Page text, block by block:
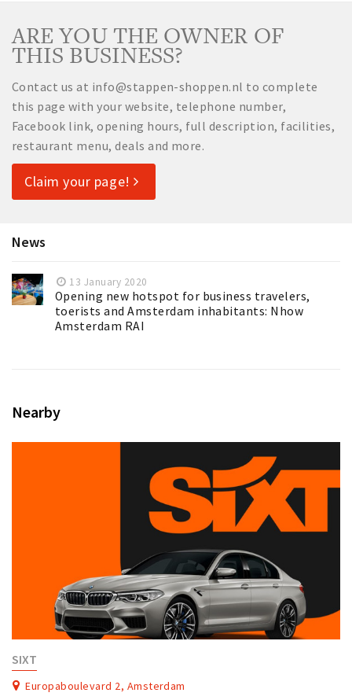
ARE YOU THE OWNER OF
THIS BUSINESS?
Contact us at info@stappen-shoppen.nl to complete
this page with your website, telephone number,
Facebook link, opening hours, full description, facilities,
restaurant menu, deals and more.
Claim your page!
News
13 January 2020
Opening new hotspot for business travelers,
toerists and Amsterdam inhabitants: Nhow
Amsterdam RAI
Nearby
SIXT
Europaboulevard 2, Amsterdam